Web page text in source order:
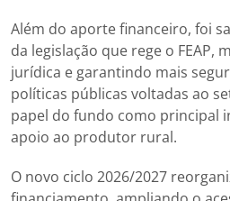
Além do aporte financeiro, foi
da legislação que rege o FEAP,
jurídica e garantindo mais
políticas públicas voltadas ao
papel do fundo como principal
apoio ao produtor rural.
O novo ciclo 2026/2027